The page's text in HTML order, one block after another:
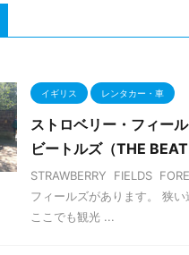
イギリス レンタカー・車
ストロベリー・フィー
ビートルズ（THE
STRAWBERRY FIELDS
フィールズがあります。 狭
ここでも観光 ...